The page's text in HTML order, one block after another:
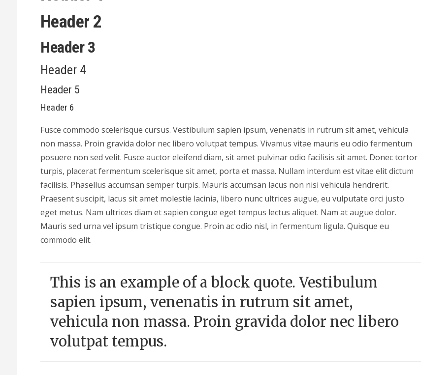
Header 2
Header 3
Header 4
Header 5
Header 6
Fusce commodo scelerisque cursus. Vestibulum sapien ipsum, venenatis in rutrum sit amet, vehicula
non massa. Proin gravida dolor nec libero volutpat tempus. Vivamus vitae mauris eu odio fermentum
posuere non sed velit. Fusce auctor eleifend diam, sit amet pulvinar odio facilisis sit amet. Donec tortor
turpis, placerat fermentum scelerisque sit amet, porta et massa. Nullam interdum est vitae elit dictum
facilisis. Phasellus accumsan semper turpis. Mauris accumsan lacus non nisi vehicula hendrerit.
Praesent suscipit, lacus sit amet molestie lacinia, libero nunc ultrices augue, eu vulputate orci justo
eget metus. Nam ultrices diam et sapien congue eget tempus lectus aliquet. Nam at augue dolor.
Mauris sed urna vel ipsum tristique congue. Proin ac odio nisl, in fermentum ligula. Quisque eu
commodo elit.
This is an example of a block quote. Vestibulum
sapien ipsum, venenatis in rutrum sit amet,
vehicula non massa. Proin gravida dolor nec libero
volutpat tempus.